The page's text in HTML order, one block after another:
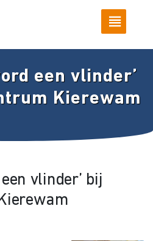
een vlinder’
Kierewam
vlinder’ bij